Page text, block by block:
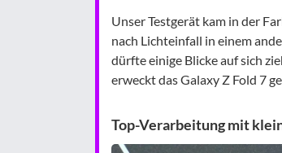
Unser Testgerät kam in der
nach Lichteinfall in einem
dürfte einige Blicke auf sich
erweckt das Galaxy Z Fold 7
Top-Verarbeitung mit